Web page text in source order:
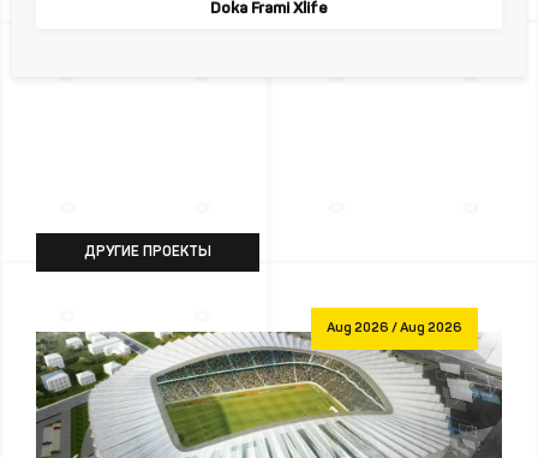
Doka Frami Xlife
ДРУГИЕ ПРОЕКТЫ
Aug 2026 / Aug 2026